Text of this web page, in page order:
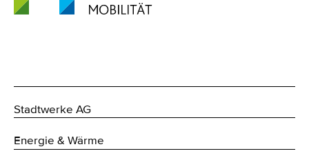
Stadtwerke AG
Energie & Wärme